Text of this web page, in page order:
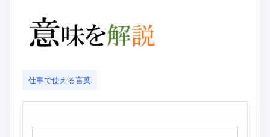
仕事で使える言葉